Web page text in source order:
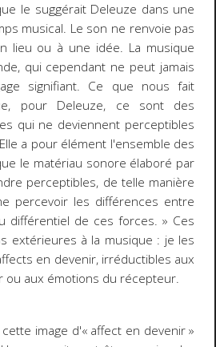
le suggérait Deleuze dans une
musical. Le son ne renvoie pas
lieu ou à une idée. La musique
qui cependant ne peut jamais
signifiant. Ce que nous fait
pour Deleuze, ce sont des
qui ne deviennent perceptibles
a pour élément l'ensemble des
le matériau sonore élaboré par
perceptibles, de telle manière
percevoir les différences entre
différentiel de ces forces. » Ces
extérieures à la musique : je les
en devenir, irréductibles aux
ou aux émotions du récepteur.
image d'« affect en devenir »